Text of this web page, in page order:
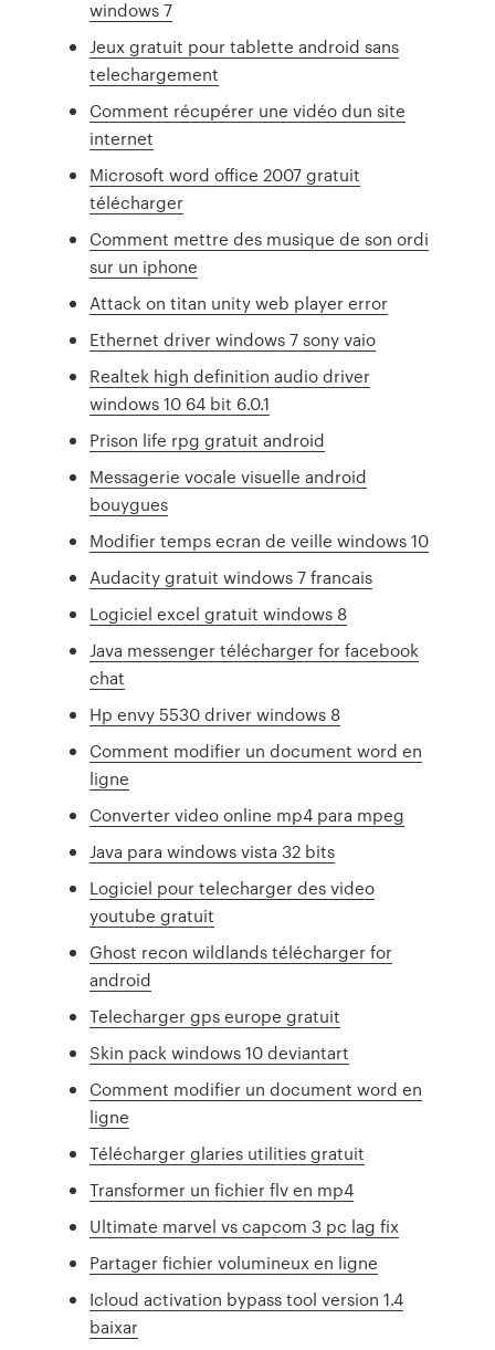
windows 7
Jeux gratuit pour tablette android sans
telechargement
Comment récupérer une vidéo dun site
internet
Microsoft word office 2007 gratuit
télécharger
Comment mettre des musique de son ordi
sur un iphone
Attack on titan unity web player error
Ethernet driver windows 7 sony vaio
Realtek high definition audio driver
windows 10 64 bit 6.0.1
Prison life rpg gratuit android
Messagerie vocale visuelle android
bouygues
Modifier temps ecran de veille windows 10
Audacity gratuit windows 7 francais
Logiciel excel gratuit windows 8
Java messenger télécharger for facebook
chat
Hp envy 5530 driver windows 8
Comment modifier un document word en
ligne
Converter video online mp4 para mpeg
Java para windows vista 32 bits
Logiciel pour telecharger des video
youtube gratuit
Ghost recon wildlands télécharger for
android
Telecharger gps europe gratuit
Skin pack windows 10 deviantart
Comment modifier un document word en
ligne
Télécharger glaries utilities gratuit
Transformer un fichier flv en mp4
Ultimate marvel vs capcom 3 pc lag fix
Partager fichier volumineux en ligne
Icloud activation bypass tool version 1.4
baixar